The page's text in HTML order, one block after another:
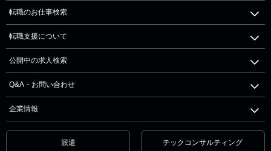
転職のお仕事検索
転職支援について
公開中の求人検索
Q&A・お問い合わせ
企業情報
派遣 テックコンサルティング